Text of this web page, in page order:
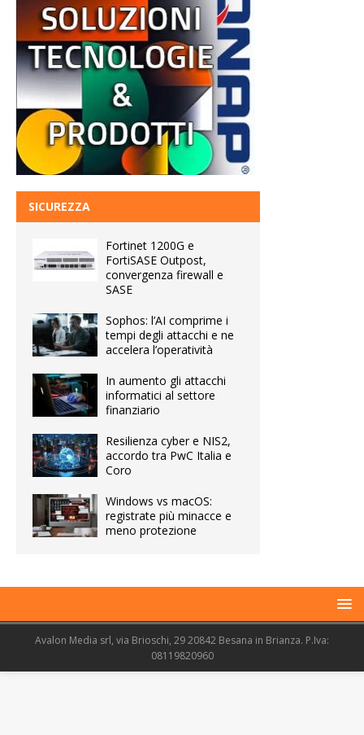
SICUREZZA
Fortinet 1200G e
FortiSASE Outpost,
convergenza firewall e
SASE
Sophos: l’AI comprime i
tempi degli attacchi e ne
accelera l’operatività
In aumento gli attacchi
informatici al settore
finanziario
Resilienza cyber e NIS2,
accordo tra PwC Italia e
Coro
Windows vs macOS:
registrate più minacce e
meno protezione
Avalon Media srl, via Brioschi, 29 20842 Besana in Brianza. P.Iva:
08119820960